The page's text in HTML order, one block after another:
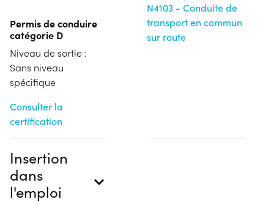
Permis de conduire
catégorie D
Niveau de sortie :
Sans niveau
spécifique
Consulter la
certification
N4103 - Conduite de
transport en commun
sur route
Insertion
dans
l'emploi